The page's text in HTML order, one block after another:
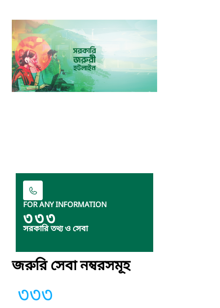
FOR ANY INFORMATION
৩৩৩
সরকারি তথ্য ও সেবা
জরুরি সেবা নম্বরসমূহ
৩৩৩